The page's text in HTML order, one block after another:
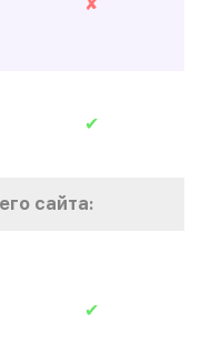
✘
✔
сайта:
✔